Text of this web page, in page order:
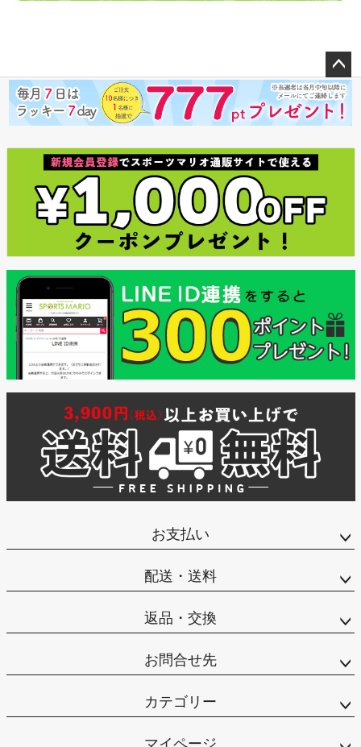
ペー
ジト
ップ
お支払い
配送・送料
返品・交換
お問合せ先
カテゴリー